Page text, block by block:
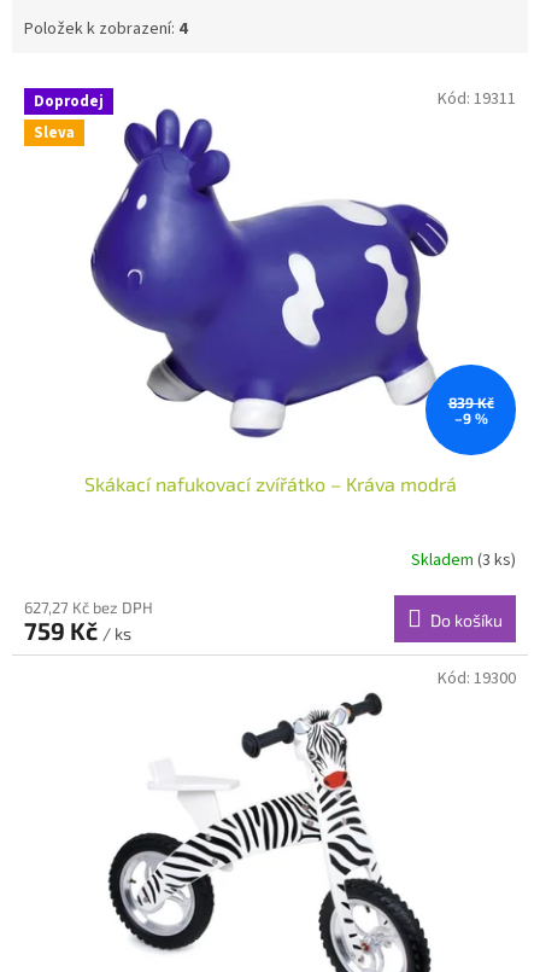
Položek k zobrazení: 4
V
p
Doprodej
Sleva
839 Kč
–9 %
Skákací nafukovací zvířátko – Kráva modrá
Skladem (3 ks)
627,27 Kč bez DPH
759 Kč / ks
Do košíku
Kód: 19311
Kód: 19300